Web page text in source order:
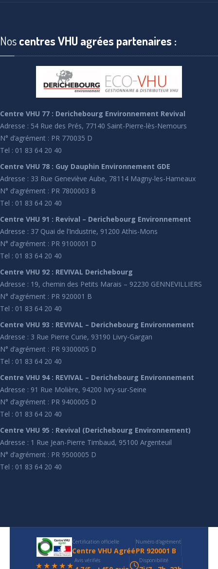
Noscentres VHU agrées partenaires :
Centre VHU 77 : Derichebourg Environnement Revival
Adresse : 54 Rue des Prés, 77140 Saint-Pierre-lès-Nemours
N° d’agrément : PR 770035 D
Tel : 01 83 64 20 40
Centre VHU 78 : Guy Dauphin Environnement GDE
Adresse : 33 Rue Geneviève Aube, 78114 Magny-les-Hameaux
N° d’agrément : PR 7800003 B
Tel : 01 83 64 20 40
Centre VHU 91 : Revival – Derichebourg Environnement
Adresse : 37 Quai de l’Industrie, 91200 Athis-Mons
N° d’agrément : PR 9100001 D
Tel : 01 83 64 20 40
Centre VHU 92 : REVIVAL Derichebourg
Adresse : 19, chemin des Petits Marais – 92230 GENNEVILLIERS
N° d’agrément : PR 920001 B
Tel : 01 83 64 20 40
Centre VHU 93 : REVIVAL – Derichebourg Environnement
Adresse : 3 Rue Pierre Curie, 93190 Livry-Gargan
N° d’agrément : PR 9300005 D
Tel : 01 83 64 20 40
Centre VHU 94 : REVIVAL – Derichebourg Environnement
Adresse : 91 Rue Molière, 94200 Ivry-sur-Seine
N° d’agrément : PR 9400005 D
Tel : 01 83 64 20 40
Centre VHU 95 : Revival (Derichebourg Environnement)
Adresse : 1 Rue Jean-Pierre Timbaud, 95100 Argenteuil
N° d’agrément : PR 9500005 D
Tel : 01 83 64 20 40
Certification officielle
Centre VHU Agréé
Numéro d'agrément
PR 920001 B
★★★★★ Avis vérifiés Disponibilité